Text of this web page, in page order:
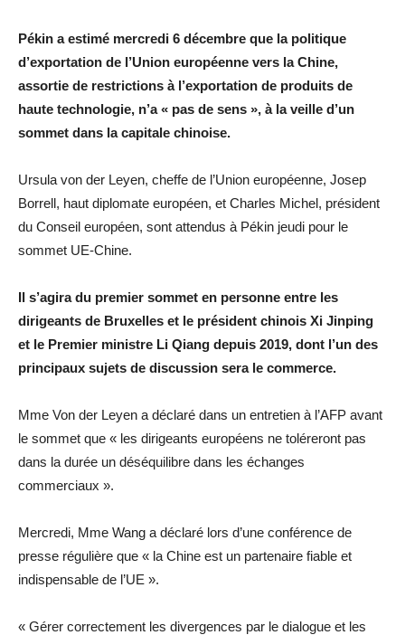
Pékin a estimé mercredi 6 décembre que la politique
d’exportation de l’Union européenne vers la Chine,
assortie de restrictions à l’exportation de produits de
haute technologie, n’a « pas de sens », à la veille d’un
sommet dans la capitale chinoise.
Ursula von der Leyen, cheffe de l’Union européenne, Josep
Borrell, haut diplomate européen, et Charles Michel, président
du Conseil européen, sont attendus à Pékin jeudi pour le
sommet UE-Chine.
Il s’agira du premier sommet en personne entre les
dirigeants de Bruxelles et le président chinois Xi Jinping
et le Premier ministre Li Qiang depuis 2019, dont l’un des
principaux sujets de discussion sera le commerce.
Mme Von der Leyen a déclaré dans un entretien à l’AFP avant
le sommet que « les dirigeants européens ne toléreront pas
dans la durée un déséquilibre dans les échanges
commerciaux ».
Mercredi, Mme Wang a déclaré lors d’une conférence de
presse régulière que « la Chine est un partenaire fiable et
indispensable de l’UE ».
« Gérer correctement les divergences par le dialogue et les